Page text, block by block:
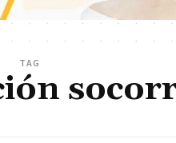
TAG